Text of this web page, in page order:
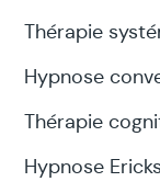
Thérapie
Hypnose
Thérapie
Hypnose